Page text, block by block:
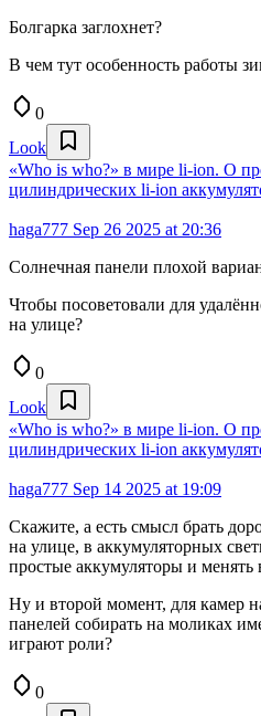
Болгарка заглохнет?
В чем тут особенность работы
0
Look
«Who is who?» в мире li-ion. О
цилиндрических li-ion
haga777 Sep 26 2025 at 20:36
Солнечная панели плохой
Чтобы посоветовали для
на улице?
0
Look
«Who is who?» в мире li-ion. О
цилиндрических li-ion
haga777 Sep 14 2025 at 19:09
Скажите, а есть смысл брать
на улице, в аккумуляторных
простые аккумуляторы и менять
Ну и второй момент, для камер
панелей собирать на моликах
играют роли?
0